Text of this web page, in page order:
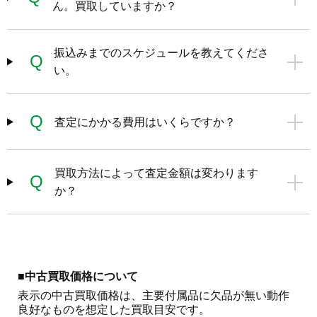
ん。買取していますか？
Q
振込みまでのスケジュールを教えてくださ
い。
Q 査定にかかる費用はいくらですか？
Q
買取方法によって査定金額は変わります
か？
■中古買取価格について
表示の中古買取価格は、主要付属品に欠品が無い動作
良好なものを想定した買取目安です。